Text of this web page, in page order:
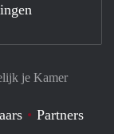
je Kamer
Partners